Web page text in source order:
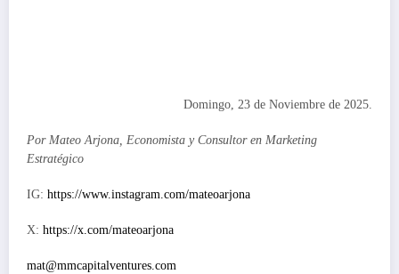
Domingo, 23 de Noviembre de 2025.
Por Mateo Arjona, Economista y Consultor en Marketing
Estratégico
IG: https://www.instagram.com/mateoarjona
X: https://x.com/mateoarjona
mat@mmcapitalventures.com